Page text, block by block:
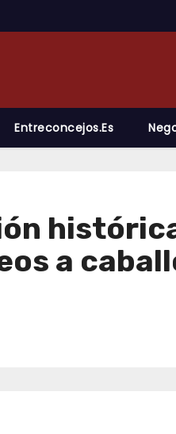
Entreconcejos.es
a